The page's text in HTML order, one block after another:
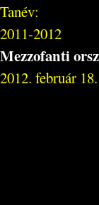
Tanév:
2011-2012
Mezzofanti
2012. február 18.